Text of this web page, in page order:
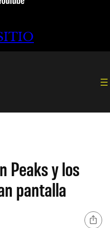
Peaks y los
pantalla